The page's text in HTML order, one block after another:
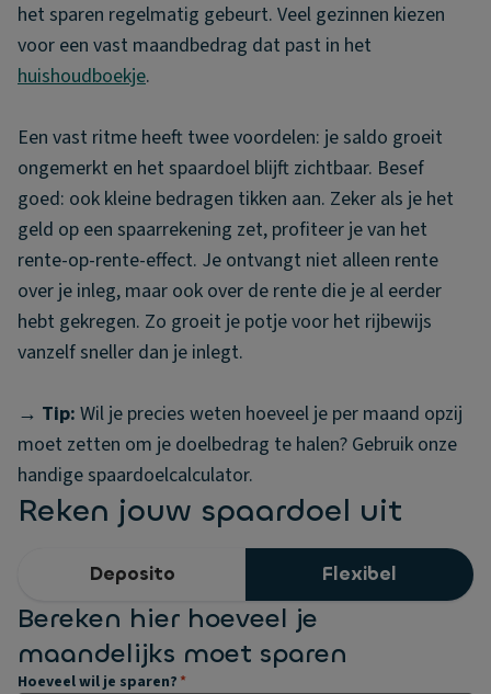
het sparen regelmatig gebeurt. Veel gezinnen kiezen
voor een vast maandbedrag dat past in het
huishoudboekje.
Een vast ritme heeft twee voordelen: je saldo groeit
ongemerkt en het spaardoel blijft zichtbaar. Besef
goed: ook kleine bedragen tikken aan. Zeker als je het
geld op een spaarrekening zet, profiteer je van het
rente-op-rente-effect. Je ontvangt niet alleen rente
over je inleg, maar ook over de rente die je al eerder
hebt gekregen. Zo groeit je potje voor het rijbewijs
vanzelf sneller dan je inlegt.
→ Tip: Wil je precies weten hoeveel je per maand opzij
moet zetten om je doelbedrag te halen? Gebruik onze
handige spaardoelcalculator.
Reken jouw spaardoel uit
Deposito Flexibel
Bereken hier hoeveel je
maandelijks moet sparen
Stap voor stap naar uw spaardoel
Hoeveel wil je sparen? *